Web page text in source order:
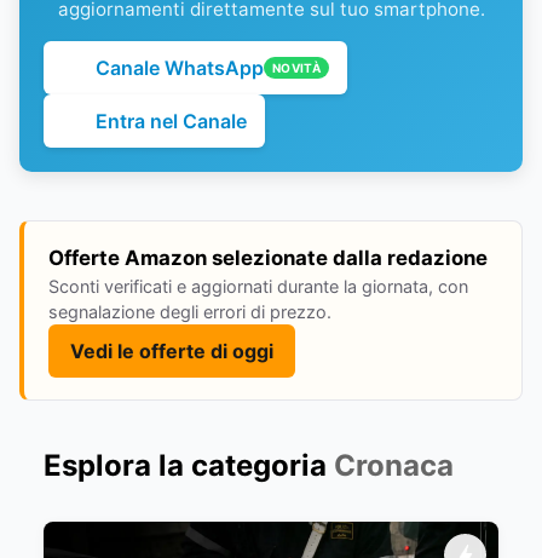
aggiornamenti direttamente sul tuo smartphone.
Canale WhatsApp NOVITÀ
Entra nel Canale
Offerte Amazon selezionate dalla redazione
Sconti verificati e aggiornati durante la giornata, con
segnalazione degli errori di prezzo.
Vedi le offerte di oggi
Esplora la categoria Cronaca